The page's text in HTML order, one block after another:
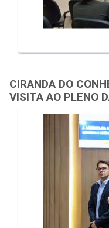
CIRANDA DO
VISITA AO PLENO
Galeria de Mídias